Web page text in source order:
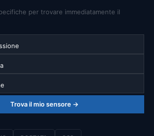
per trovare immediatamente il
Trova il mio sensore →